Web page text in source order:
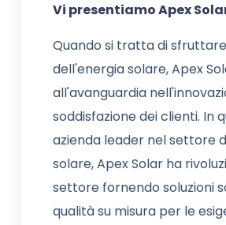
Vi presentiamo Apex
Quando si tratta di
dell'energia solare, Apex
all'avanguardia
soddisfazione dei clienti. In
azienda leader nel settore
solare, Apex Solar ha
settore fornendo soluzioni
qualità su misura per le